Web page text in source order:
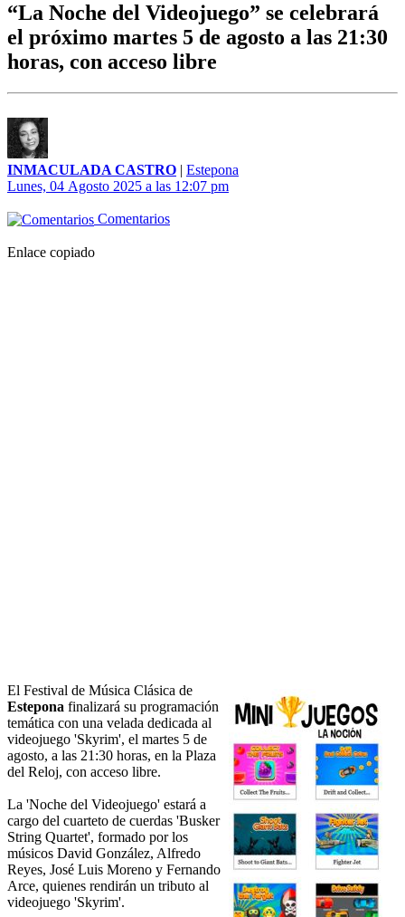
“La Noche del Videojuego” se celebrará
el próximo martes 5 de agosto a las 21:30
horas, con acceso libre
INMACULADA CASTRO | Estepona
Lunes, 04 Agosto 2025 a las 12:07 pm
Comentarios
Enlace copiado
El Festival de Música Clásica de
Estepona finalizará su programación
temática con una velada dedicada al
videojuego 'Skyrim', el martes 5 de
agosto, a las 21:30 horas, en la Plaza
del Reloj, con acceso libre.
La 'Noche del Videojuego' estará a
cargo del cuarteto de cuerdas 'Busker
String Quartet', formado por los
músicos David González, Alfredo
Reyes, José Luis Moreno y Fernando
Arce, quienes rendirán un tributo al
videojuego 'Skyrim'.